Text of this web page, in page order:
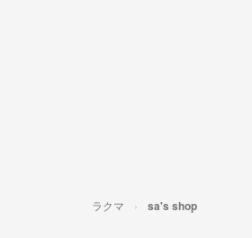
ラクマ sa's shop